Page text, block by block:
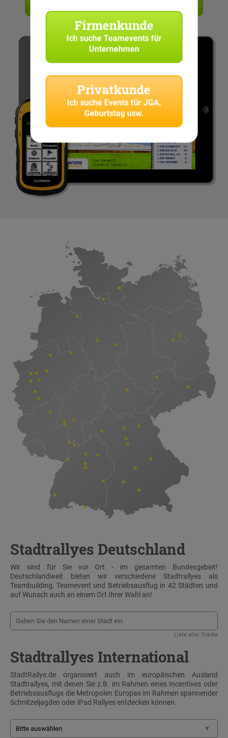
Stadtrallyes Deutschland
Wir sind für Sie vor Ort - im gesamten Bundesgebiet!
Deutschlandweit bieten wir verschiedene Stadtrallyes als
Teambuilding, Teamevent und Betriebsausflug in 42 Städten und
auf Wunsch auch an einem Ort Ihrer Wahl an!
Liste aller Städte
Stadtrallyes International
StadtRallye.de organisiert auch im europäischen Ausland
Stadtrallyes, mit denen Sie z.B. im Rahmen eines Incentives oder
Betriebsausflugs die Metropolen Europas im Rahmen spannender
Schnitzeljagden oder iPad Rallyes entdecken können.
Firmenkunde
Ich sucheTeamevents für
Unternehmen
Privatkunde
Ich suche Events für JGA,
Geburtstag usw.